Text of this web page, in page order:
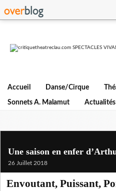
Accueil Danse/Cirque
Sonnets A. Malamut Actualités
Une saison en enfer
26 Juillet 2018
Envoutant, Puissant,